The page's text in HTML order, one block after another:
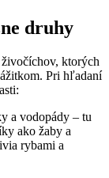
druhy
ktorých
Pri​ hľadaní
a vodopády – tu
ako žaby a
rybami a